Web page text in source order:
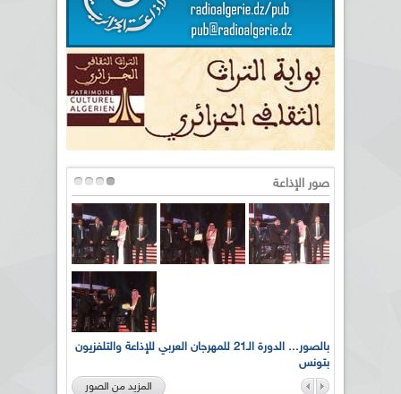
صور الإذاعة
بالصور... الدورة الـ21 للمهرجان العربي للإذاعة والتلفزيون
بتونس
المزيد من الصور